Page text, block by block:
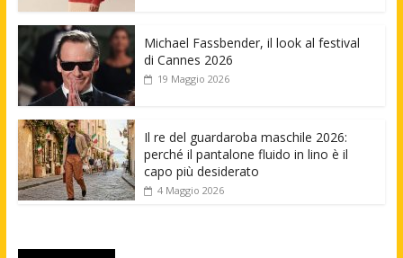
Michael Fassbender, il look al festival
di Cannes 2026
19 Maggio 2026
Il re del guardaroba maschile 2026:
perché il pantalone fluido in lino è il
capo più desiderato
4 Maggio 2026